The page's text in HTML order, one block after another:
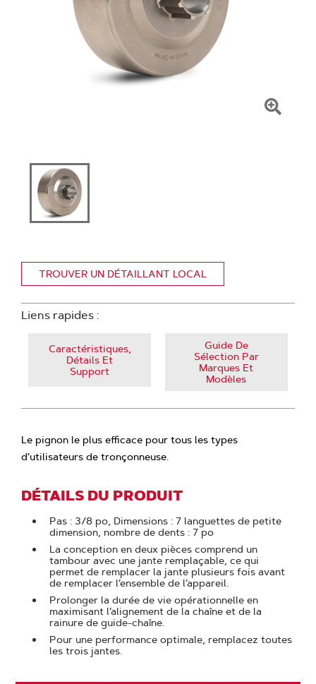
TROUVER UN DÉTAILLANT LOCAL
Liens rapides :
Caractéristiques,
Détails Et
Support
Guide De
Sélection Par
Marques Et
Modèles
Le pignon le plus efficace pour tous les types
d’utilisateurs de tronçonneuse.
DÉTAILS DU PRODUIT
Pas : 3/8 po, Dimensions : 7 languettes de petite
dimension, nombre de dents : 7 po
La conception en deux pièces comprend un
tambour avec une jante remplaçable, ce qui
permet de remplacer la jante plusieurs fois avant
de remplacer l’ensemble de l’appareil.
Prolonger la durée de vie opérationnelle en
maximisant l’alignement de la chaîne et de la
rainure de guide-chaîne.
Pour une performance optimale, remplacez toutes
les trois jantes.